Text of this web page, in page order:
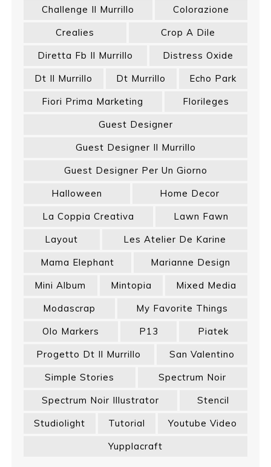
Challenge Il Murrillo
Colorazione
Crealies
Crop A Dile
Diretta Fb Il Murrillo
Distress Oxide
Dt Il Murrillo
Dt Murrillo
Echo Park
Fiori Prima Marketing
Florileges
Guest Designer
Guest Designer Il Murrillo
Guest Designer Per Un Giorno
Halloween
Home Decor
La Coppia Creativa
Lawn Fawn
Layout
Les Atelier De Karine
Mama Elephant
Marianne Design
Mini Album
Mintopia
Mixed Media
Modascrap
My Favorite Things
Olo Markers
P13
Piatek
Progetto Dt Il Murrillo
San Valentino
Simple Stories
Spectrum Noir
Spectrum Noir Illustrator
Stencil
Studiolight
Tutorial
Youtube Video
Yupplacraft